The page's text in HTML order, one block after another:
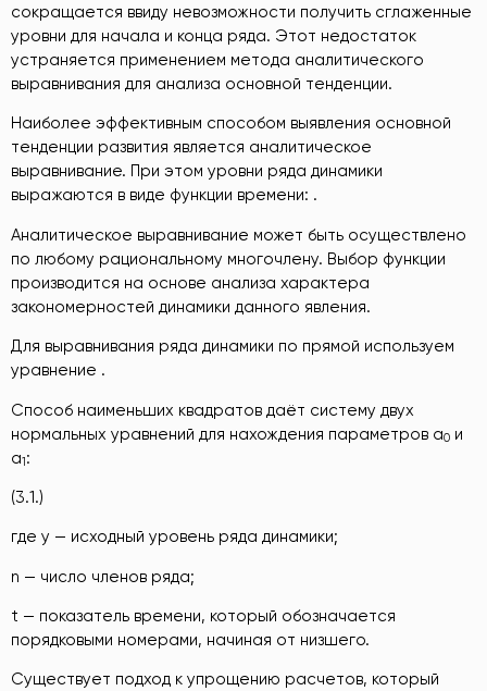
сокращается ввиду невозможности получить сглаженные
уровни для начала и конца ряда. Этот недостаток
устраняется применением метода аналитического
выравнивания для анализа основной тенденции.
Наиболее эффективным способом выявления основной
тенденции развития является аналитическое
выравнивание. При этом уровни ряда динамики
выражаются в виде функции времени: .
Аналитическое выравнивание может быть осуществлено
по любому рациональному многочлену. Выбор функции
производится на основе анализа характера
закономерностей динамики данного явления.
Для выравнивания ряда динамики по прямой используем
уравнение .
Способ наименьших квадратов даёт систему двух
нормальных уравнений для нахождения параметров а0 и
а1:
(3.1.)
где y — исходный уровень ряда динамики;
n — число членов ряда;
t — показатель времени, который обозначается
порядковыми номерами, начиная от низшего.
Существует подход к упрощению расчетов, который